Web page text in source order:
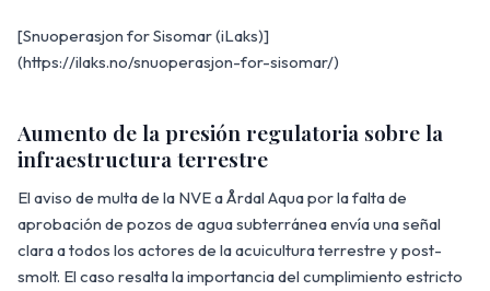
[Snuoperasjon for Sisomar (iLaks)]
(https://ilaks.no/snuoperasjon-for-sisomar/)
Aumento de la presión regulatoria sobre la
infraestructura terrestre
El aviso de multa de la NVE a Årdal Aqua por la falta de
aprobación de pozos de agua subterránea envía una señal
clara a todos los actores de la acuicultura terrestre y post-
smolt. El caso resalta la importancia del cumplimiento estricto